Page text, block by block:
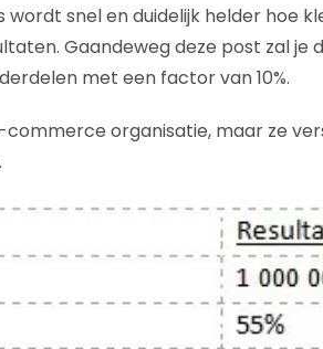
snel en duidelijk helder hoe
Gaandeweg deze post zal je
met een factor van 10%.
organisatie, maar ze